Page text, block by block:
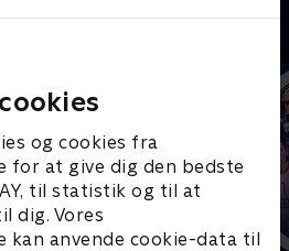
og cookies fra
for at give dig den bedste
til statistik og til at
dig. Vores
kan anvende cookie-data til